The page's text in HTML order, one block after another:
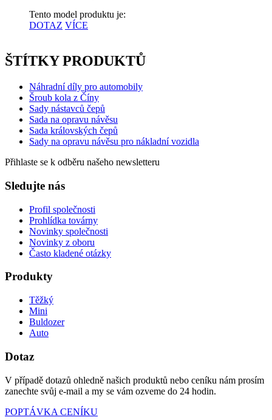
Tento model produktu je:
DOTAZ VÍCE
ŠTÍTKY PRODUKTŮ
Náhradní díly pro automobily
Šroub kola z Číny
Sady nástavců čepů
Sada na opravu návěsu
Sada královských čepů
Sady na opravu návěsu pro nákladní vozidla
Přihlaste se k odběru našeho newsletteru
Sledujte nás
Profil společnosti
Prohlídka továrny
Novinky společnosti
Novinky z oboru
Často kladené otázky
Produkty
Těžký
Mini
Buldozer
Auto
Dotaz
V případě dotazů ohledně našich produktů nebo ceníku nám prosím
zanechte svůj e-mail a my se vám ozveme do 24 hodin.
POPTÁVKA CENÍKU